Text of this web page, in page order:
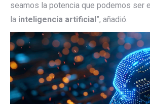
seamos la potencia que podemos ser
la inteligencia artificial”, añadió.